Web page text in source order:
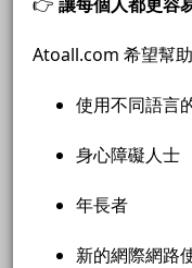
Atoall.com 希望幫助
使用不同語言
身心障礙人士
年長者
新的網際網路